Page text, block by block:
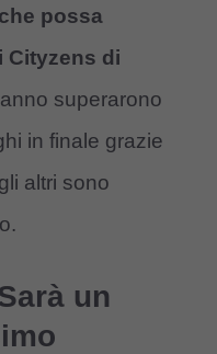
possa
Cityzens di
superarono
in finale grazie
altri sono
un